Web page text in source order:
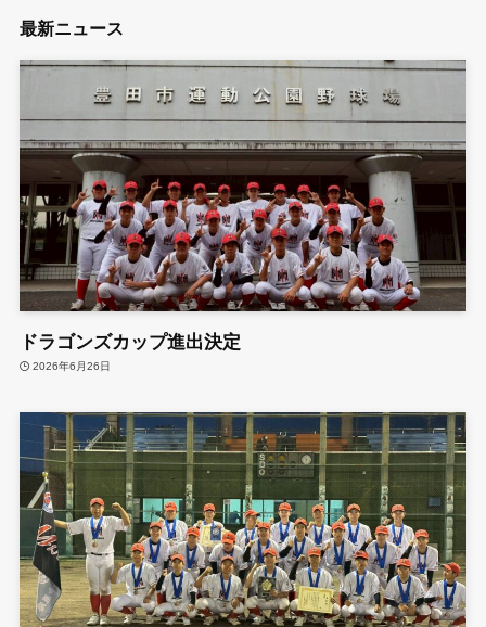
最新ニュース
ドラゴンズカップ進出決定
2026年6月26日